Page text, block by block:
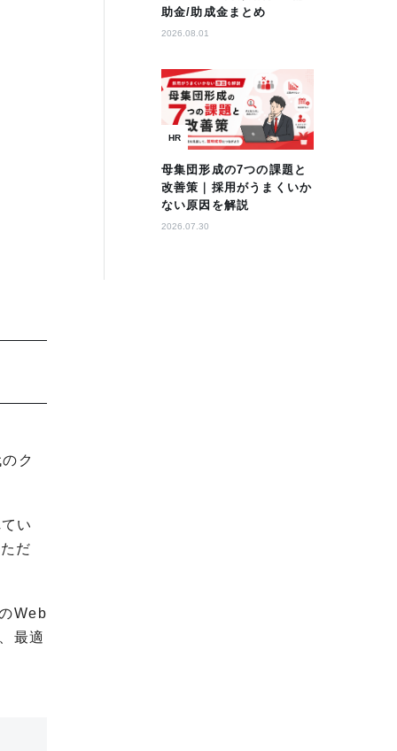
ク
い
だ
Web
最適
助金/助成金まとめ
2026.08.01
HR
母集団形成の7つの課題と
改善策｜採用がうまくいか
ない原因を解説
2026.07.30